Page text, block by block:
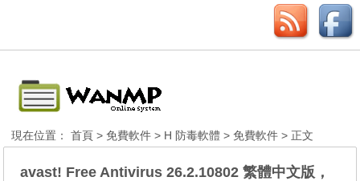
現在位置：首頁 >免費軟件 > H 防毒軟體 >免費軟件 > 正文
avast! Free Antivirus 26.2.10802 繁體中文版，